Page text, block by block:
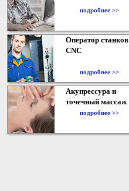
подробнее >>
Оператор станков
CNC
подробнее >>
Акупрессура и
точечный массаж
подробнее >>